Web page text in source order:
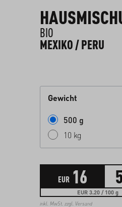
BIO
MEXIKO / PERU
Gewicht
500 g
10 kg
EUR 16
EUR 3.20 / 100 g
inkl. MwSt. zzgl. Versand